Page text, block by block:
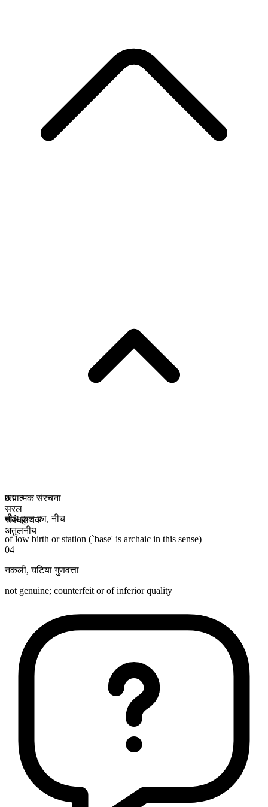
रूपात्मक संरचना
सरल
संबंधवाचक
अतुलनीय
03
नीच कुल का,नीच
of low birth or station (`base' is archaic in this sense)
04
नकली,घटिया गुणवत्ता
not genuine; counterfeit or of inferior quality